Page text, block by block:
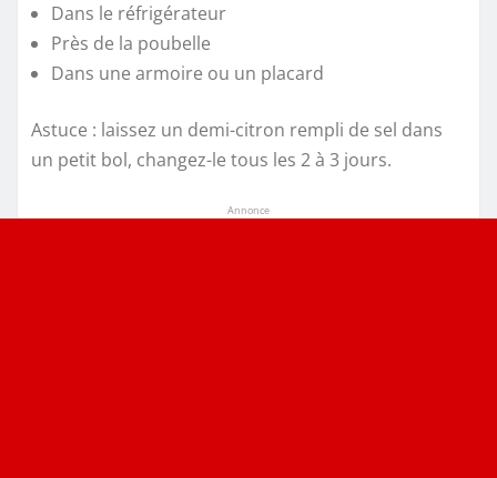
Dans le réfrigérateur
Près de la poubelle
Dans une armoire ou un placard
Astuce : laissez un demi-citron rempli de sel dans
un petit bol, changez-le tous les 2 à 3 jours.
Annonce